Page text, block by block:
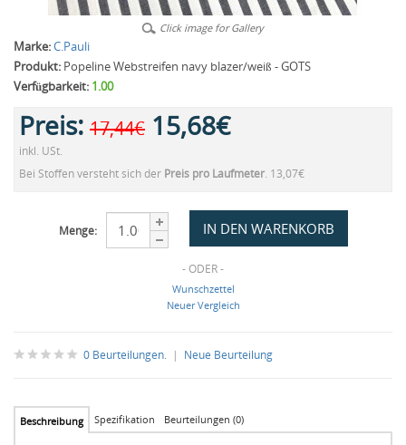
Click image for Gallery
Marke:C.Pauli
Produkt: Popeline Webstreifen navy blazer/weiß - GOTS
Verfügbarkeit: 1.00
Preis: 17,44€ 15,68€
inkl. USt.
Bei Stoffen versteht sich der Preis pro Laufmeter. 13,07€
Menge:
- ODER -
Wunschzettel
Neuer Vergleich
0 Beurteilungen. | Neue Beurteilung
Beschreibung Spezifikation Beurteilungen (0)